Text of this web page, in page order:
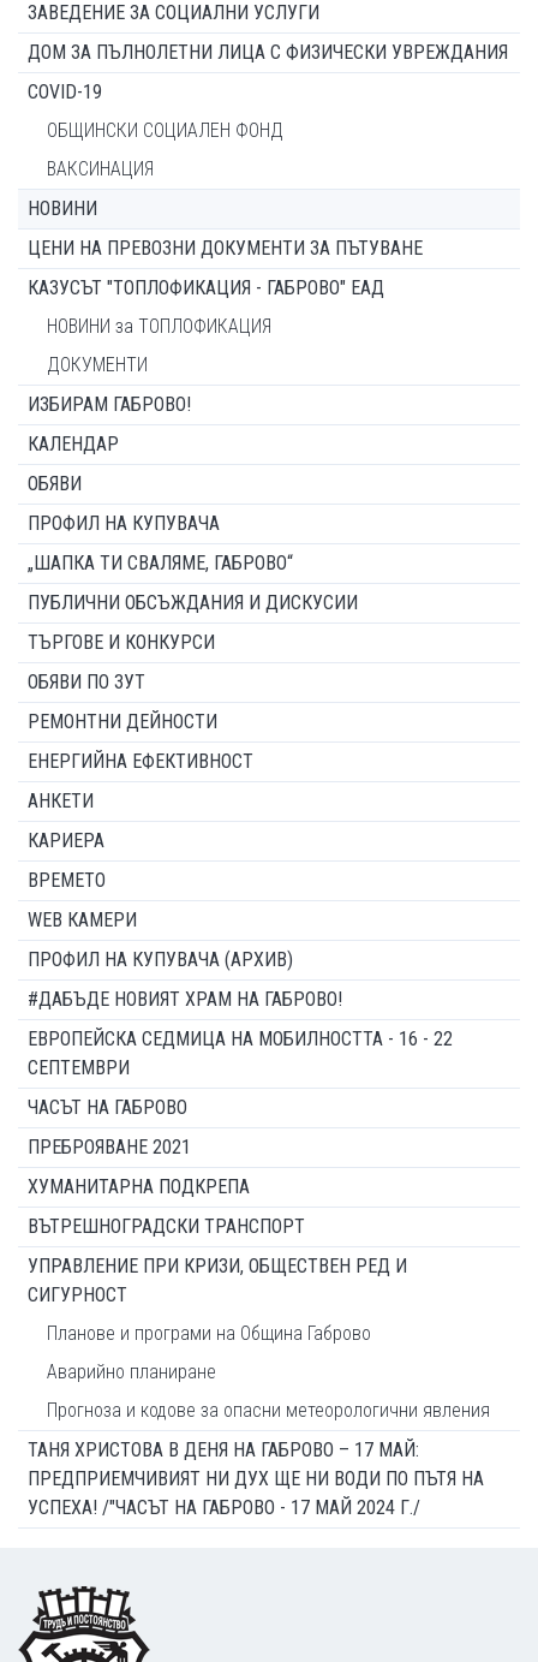
ЗАВЕДЕНИЕ ЗА СОЦИАЛНИ УСЛУГИ
ДОМ ЗА ПЪЛНОЛЕТНИ ЛИЦА С ФИЗИЧЕСКИ УВРЕЖДАНИЯ
COVID-19
ОБЩИНСКИ СОЦИАЛЕН ФОНД
ВАКСИНАЦИЯ
НОВИНИ
ЦЕНИ НА ПРЕВОЗНИ ДОКУМЕНТИ ЗА ПЪТУВАНЕ
КАЗУСЪТ "ТОПЛОФИКАЦИЯ - ГАБРОВО" ЕАД
НОВИНИ за ТОПЛОФИКАЦИЯ
ДОКУМЕНТИ
ИЗБИРАМ ГАБРОВО!
КАЛЕНДАР
ОБЯВИ
ПРОФИЛ НА КУПУВАЧА
„ШАПКА ТИ СВАЛЯМЕ, ГАБРОВО“
ПУБЛИЧНИ ОБСЪЖДАНИЯ И ДИСКУСИИ
ТЪРГОВЕ И КОНКУРСИ
ОБЯВИ ПО ЗУТ
РЕМОНТНИ ДЕЙНОСТИ
ЕНЕРГИЙНА ЕФЕКТИВНОСТ
АНКЕТИ
КАРИЕРА
ВРЕМЕТО
WEB КАМЕРИ
ПРОФИЛ НА КУПУВАЧА (АРХИВ)
#ДАБЪДЕ НОВИЯТ ХРАМ НА ГАБРОВО!
ЕВРОПЕЙСКА СЕДМИЦА НА МОБИЛНОСТТА - 16 - 22
СЕПТЕМВРИ
ЧАСЪТ НА ГАБРОВО
ПРЕБРОЯВАНЕ 2021
ХУМАНИТАРНА ПОДКРЕПА
ВЪТРЕШНОГРАДСКИ ТРАНСПОРТ
УПРАВЛЕНИЕ ПРИ КРИЗИ, ОБЩЕСТВЕН РЕД И
СИГУРНОСТ
Планове и програми на Община Габрово
Аварийно планиране
Прогноза и кодове за опасни метеорологични явления
ТАНЯ ХРИСТОВА В ДЕНЯ НА ГАБРОВО – 17 МАЙ:
ПРЕДПРИЕМЧИВИЯТ НИ ДУХ ЩЕ НИ ВОДИ ПО ПЪТЯ НА
УСПЕХА! /"ЧАСЪТ НА ГАБРОВО - 17 МАЙ 2024 Г./
Footer